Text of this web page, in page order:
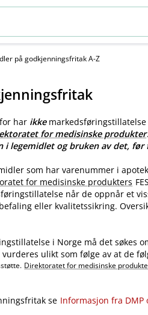
på godkjenningsfritak A-Z
har ikkemarkedsføringstillatelse
for medisinske produkter
i legemidlet og bruken av det,
som har varenummer i
for medisinske produkters
når de oppnår et
eller kvalitetssikring.
i Norge må det søkes
ulikt som følge av at de
Direktoratet for medisinske
se Informasjon fra